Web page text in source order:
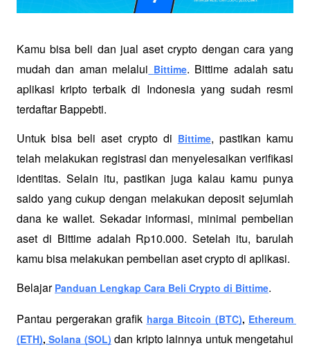
Kamu bisa beli dan jual aset crypto dengan cara yang
mudah dan aman melalui Bittime. Bittime adalah satu
aplikasi kripto terbaik di Indonesia yang sudah resmi
terdaftar Bappebti.
Untuk bisa beli aset crypto di Bittime, pastikan kamu
telah melakukan registrasi dan menyelesaikan verifikasi
identitas. Selain itu, pastikan juga kalau kamu punya
saldo yang cukup dengan melakukan deposit sejumlah
dana ke wallet. Sekadar informasi, minimal pembelian
aset di Bittime adalah Rp10.000. Setelah itu, barulah
kamu bisa melakukan pembelian aset crypto di aplikasi.
Belajar Panduan Lengkap Cara Beli Crypto di Bittime.
Pantau pergerakan grafik harga Bitcoin (BTC), Ethereum
(ETH), Solana (SOL) dan kripto lainnya untuk mengetahui